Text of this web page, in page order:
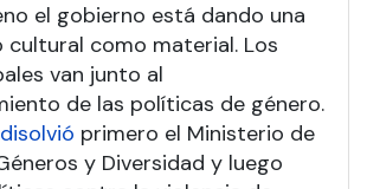
el gobierno está dando una
como material. Los
van junto al
de las políticas de género.
disolvió primero el Ministerio de
y Diversidad y luego